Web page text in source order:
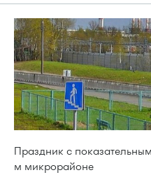
Праздник с
м микрорайоне